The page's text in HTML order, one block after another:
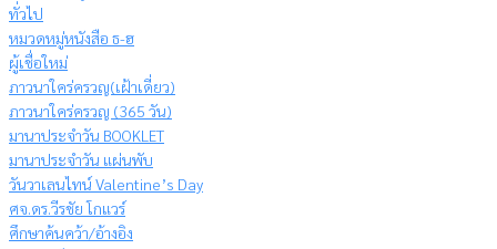
ทั่วไป
หมวดหมู่หนังสือ ธ-ฮ
ผู้เชื่อใหม่
ภาวนาใคร่ครวญ(เฝ้าเดี่ยว)
ภาวนาใคร่ครวญ (365 วัน)
มานาประจำวัน BOOKLET
มานาประจำวัน แผ่นพับ
วันวาเลนไทน์ Valentine’s Day
ศจ.ดร.วีรชัย โกแวร์
ศึกษาค้นคว้า/อ้างอิง